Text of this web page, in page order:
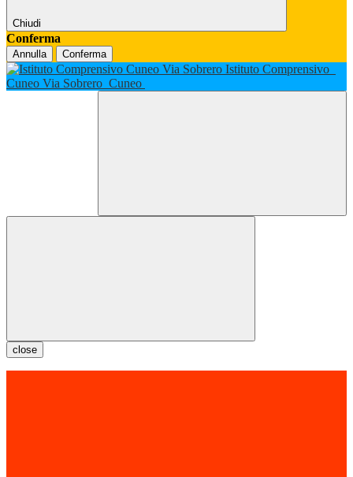
Chiudi
Conferma
Annulla Conferma
Istituto Comprensivo
Cuneo Via Sobrero Cuneo
close